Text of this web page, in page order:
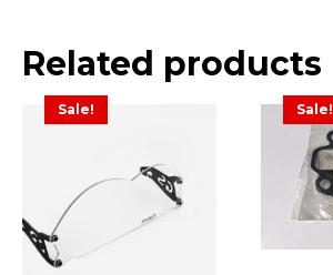
Related products
Sale! Sale!